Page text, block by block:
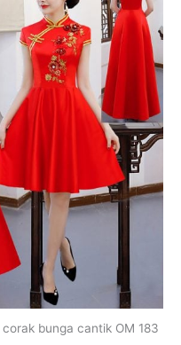
bunga cantik OM 183